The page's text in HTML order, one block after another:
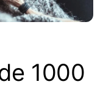
1000